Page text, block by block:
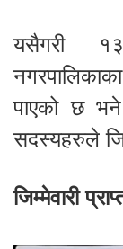
यसैगरी
पाएको छ भने
सदस्यहरुले
जिम्मेवारी